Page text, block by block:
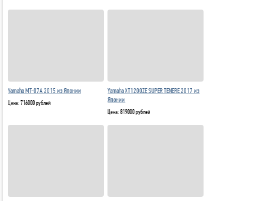
Yamaha MT-07A 2015 из Японии
Цена:716000 рублей
Yamaha XT1200ZE SUPER TENERE 2017 из
Японии
Цена:819000 рублей